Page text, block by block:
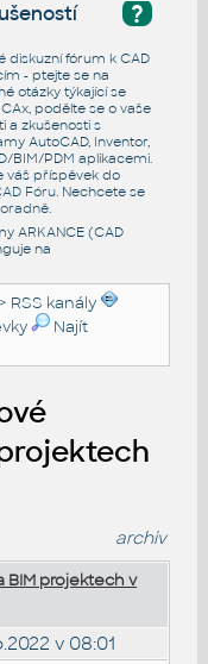
?
diskuzní fórum k CAD
- ptejte se na
otázky týkající se
podělte se o vaše
a zkušenosti s
AutoCAD, Inventor,
BIM/PDM aplikacemi.
váš příspěvek do
Fóru. Nechcete se
.
ARKANCE (CAD
na
> RSS kanály
Najít
archiv
BIM projektech v
v 08:01